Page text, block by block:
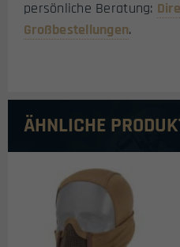
persönliche Beratung:
Großbestellungen.
ÄHNLICHE